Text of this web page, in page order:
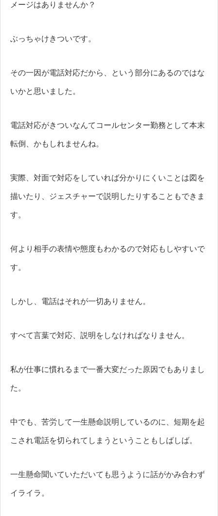
メージはありませんか？
ぶっちゃけきついです。
その一因が電話対応だから、という部分にあるのではな
いかと思いました。
電話対応がきついなんてコールセンター勤務として本末
転倒、かもしれませんね。
実際、対面で対応をしていれば分かりにくいことは図を
描いたり、ジェスチャーで説明したりすることもできま
す。
何より相手の表情や態度もわかるので対応もしやすいで
す。
しかし、電話はそれが一切ありません。
すべて言葉で対応、説明をしなければなりません。
私が仕事に慣れるまで一番大変だった原因でもありまし
た。
中でも、苦労して一生懸命説明しているのに、短期を起
こされ電話を切られてしまうということもしばしば。
一生懸命聞いていただいても思うように話がかみ合わず
イライラ。